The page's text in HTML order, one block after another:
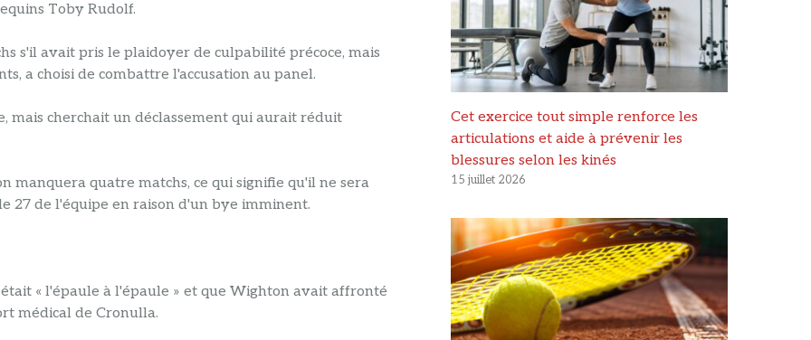
Toby Rudolf.
s'il avait pris le plaidoyer de culpabilité précoce, mais
a choisi de combattre l'accusation au panel.
mais cherchait un déclassement qui aurait réduit
quatre matchs, ce qui signifie qu'il ne sera
27 de l'équipe en raison d'un bye imminent.
« l'épaule à l'épaule » et que Wighton avait affronté
médical de Cronulla.
Cet exercice tout simple renforce les
articulations et aide à prévenir les
blessures selon les kinés
15 juillet 2026